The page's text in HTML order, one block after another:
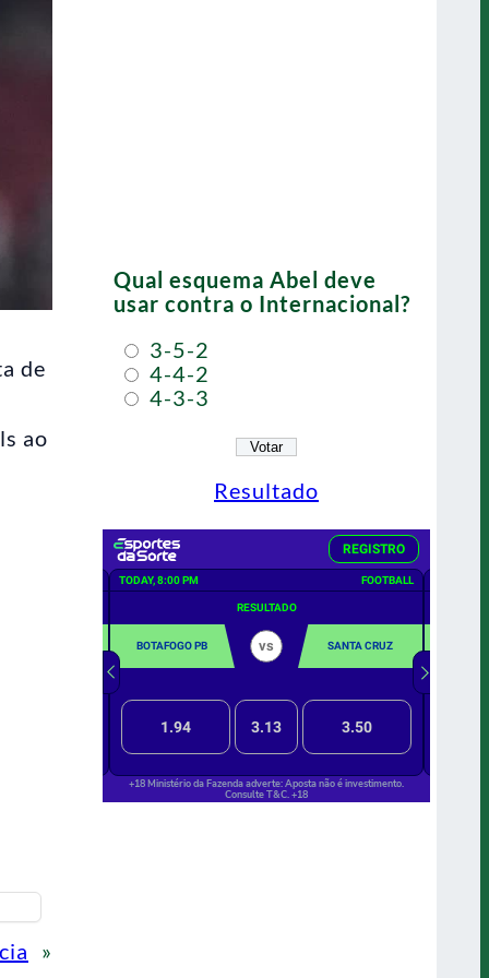
de
ao
»
Qual esquema Abel deve
usar contra o Internacional?
3-5-2
4-4-2
4-3-3
Resultado